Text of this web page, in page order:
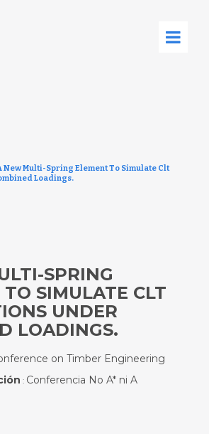
New Multi-Spring Element To Simulate Clt
Loadings.
SPRING
SIMULATE CLT
UNDER
LOADINGS.
on Timber Engineering
: Conferencia No A* ni A